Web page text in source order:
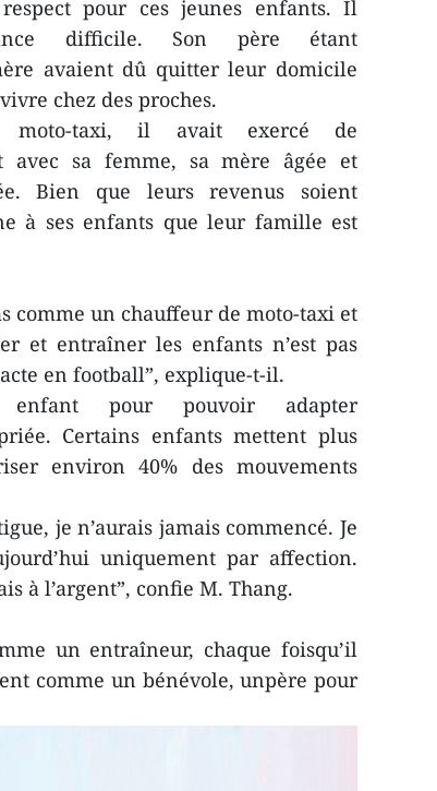
pour ces jeunes enfants. Il
difficile. Son père étant
avaient dû quitter leur domicile
chez des proches.
moto-taxi, il avait exercé de
avec sa femme, sa mère âgée et
Bien que leurs revenus soient
à ses enfants que leur famille est
comme un chauffeur de moto-taxi et
et entraîner les enfants n’est pas
en football”, explique-t-il.
enfant pour pouvoir adapter
Certains enfants mettent plus
environ 40% des mouvements
je n’aurais jamais commencé. Je
uniquement par affection.
à l’argent”, confie M. Thang.
un entraîneur, chaque foisqu’il
comme un bénévole, unpère pour